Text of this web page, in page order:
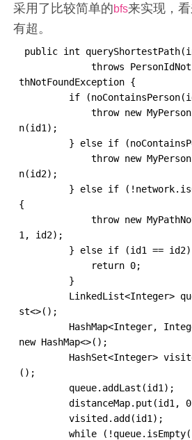
采用了比较简单的bfs来实现，
有超。
public int
throws
thNotFoundException {
if
throw new
n(id1);
} else if
throw new
n(id2);
} else if
{
throw new
1, id2);
} else if (id1 == id2)
return 0;
}
LinkedList<Integer>
st<>();
HashMap<Integer,
new HashMap<>();
HashSet<Integer> visited
();
queue.addLast(id1);
distanceMap.put(id1,
visited.add(id1);
while